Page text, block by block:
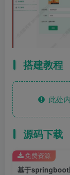
搭建教程
此处内
源码下载
基于springboot
免费资源